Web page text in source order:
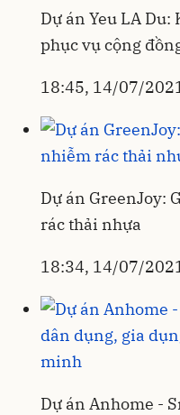
Dự án Yeu LA
phục vụ cộng
18:45, 14/07/
Dự án GreenJoy:
rác thải nhựa
18:34, 14/07/
Dự án Anhome -